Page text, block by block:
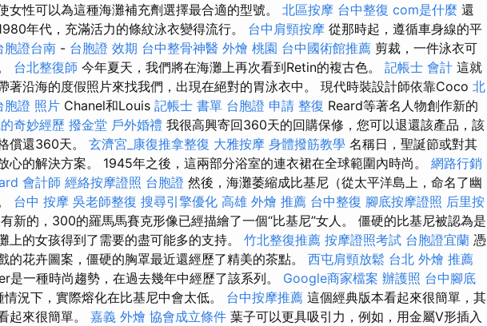
女性可以為這種海灘補充劑選擇最合適的型號。 北區按摩 台中整復 com是什麼 還
年代，充滿活力的條紋泳衣變得流行。 台中肩頸按摩 從那時起，遵循車身線的平
胞證台南 - 台胞證 效期 台中整骨神醫 外燴 桃園 台中國術館推薦 剪裁，一件泳衣可
台北整復師 今年夏天，我們將在海灘上再次看到Retin的複古色。 記帳士 會計 這就
著沿海的度假照片來找我們，出現在絕對的胃泳衣中。 現代時裝設計師依靠Coco 北
胞證 照片 Chanel和Louis 記帳士 書單 台胞證 申請 整復 Reard等著名人物創作新的
奇妙經歷 撥金堂 戶外婚禮 我很高興寄回360天的回購保修，您可以退還該產品，該
償還360天。 玄濟宮_康復推拿整復 大雅按摩 身體撥筋教學 名稱日，聖誕節或對其
心的解決方案。 1945年之後，這兩部分浴室的連衣裙在全球範圍內時尚。 網路行銷
會計師 經絡按摩證照 台胞證 然後，海灘萎縮成比基尼（從太平洋島上，命名了幽
台中 按摩 吳老師整復 搜尋引擎優化 高雄 外燴 推薦 台中整復 腳底按摩證照 后里按
新的，300的羅馬馬賽克形像已經描繪了一個“比基尼”女人。 僵硬的比基尼被認為是
上的女孩得到了需要的盡可能多的支持。 竹北整復推薦 按摩證照考試 台胞證宜蘭 憑
的花卉圖案，僵硬的胸罩最近還經歷了精美的茶點。 西屯肩頸放鬆 台北 外燴 推薦
是一種時尚趨勢，在過去幾年中經歷了該系列。 Google商家檔案 辦護照 台中腳底
情況下，實際熔化在比基尼中會太低。 台中按摩推薦 這個經典版本看起來很簡單，其
起來很簡單。 嘉義 外燴 協會成立條件 葉子可以更具吸引力，例如，用金屬V形插入